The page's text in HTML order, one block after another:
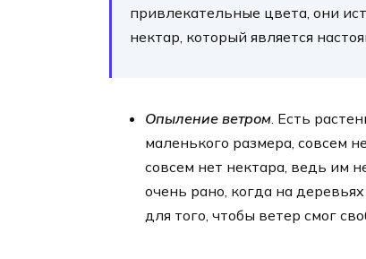
привлекательные цвета, они
нектар, который является
Опыление ветром . Есть
маленького размера, совсем
совсем нет нектара, ведь им
очень рано, когда на
для того, чтобы ветер смог